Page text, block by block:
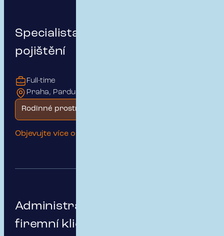
Specialista na podnikatelské
pojištění
Full-time
Praha, Pardubice
Objevujte více o této pozici
Rodinné prostředí
Administrativní podpora pro
firemní klienty